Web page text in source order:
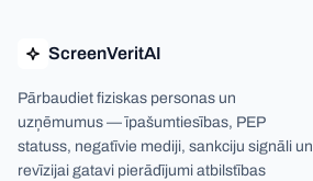
ScreenVeritAI
Pārbaudiet fiziskas personas un
uzņēmumus — īpašumtiesības, PEP
statuss, negatīvie mediji, sankciju signāli un
revīzijai gatavi pierādījumi atbilstības